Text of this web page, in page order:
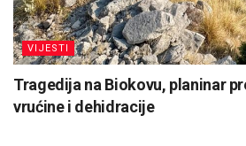
VIJESTI
Tragedija na Biokovu, planinar
vrućine i dehidracije